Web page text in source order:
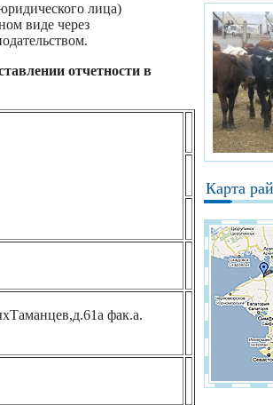
лица)
виде через
отчетности в
фак.а.
Карта